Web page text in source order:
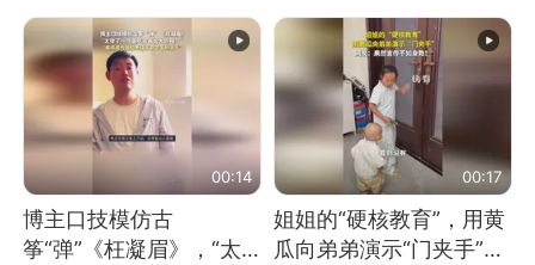
可以不要把我遣返回国”
奏感拉满 网友：怎么做
到又舞又武的？
00:14
博主口技模仿古
筝“弹”《枉凝眉》，“太
00:17
姐姐的“硬核教育”，用黄
瓜向弟弟演示“门夹手”，